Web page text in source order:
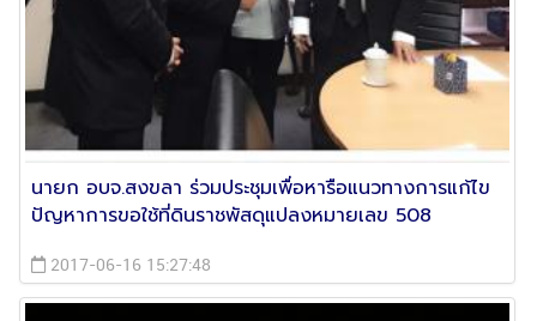
นายก อบจ.สงขลา ร่วมประชุมเพื่อหารือแนวทางการแก้ไข
ปัญหาการขอใช้ที่ดินราชพัสดุแปลงหมายเลข 508
2017-06-16 15:27:48